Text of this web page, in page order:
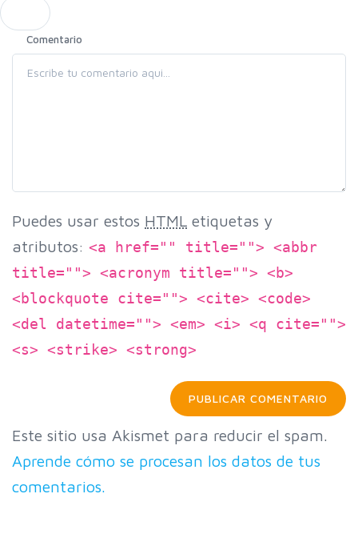
Comentario
Puedes usar estos HTML etiquetas y
atributos: <a href="" title=""> <abbr
title=""> <acronym title=""> <b>
<blockquote cite=""> <cite> <code>
<del datetime=""> <em> <i> <q cite="">
<s> <strike> <strong>
Este sitio usa Akismet para reducir el spam.
Aprende cómo se procesan los datos de tus
comentarios.